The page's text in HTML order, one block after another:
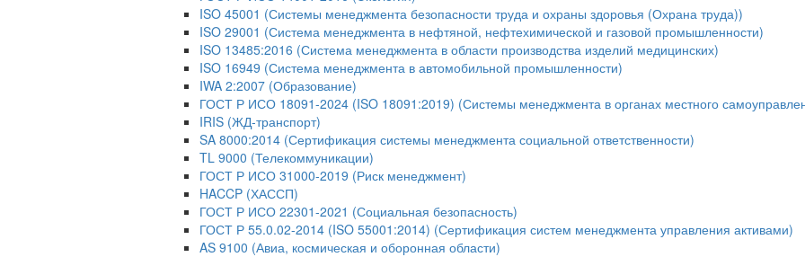
ISO 45001 (Системы менеджмента безопасности труда и охраны здоровья (Охрана труда))
ISO 29001 (Система менеджмента в нефтяной, нефтехимической и газовой промышленности)
ISO 13485:2016 (Система менеджмента в области производства изделий медицинских)
ISO 16949 (Система менеджмента в автомобильной промышленности)
IWA 2:2007 (Образование)
ГОСТ Р ИСО 18091-2024 (ISO 18091:2019) (Системы менеджмента в органах местного
IRIS (ЖД-транспорт)
SA 8000:2014 (Сертификация системы менеджмента социальной ответственности)
TL 9000 (Телекоммуникации)
ГОСТ Р ИСО 31000-2019 (Риск менеджмент)
HACCP (ХАССП)
ГОСТ Р ИСО 22301-2021 (Социальная безопасность)
ГОСТ Р 55.0.02-2014 (ISO 55001:2014) (Сертификация систем менеджмента управления активами)
AS 9100 (Авиа, космическая и оборонная области)